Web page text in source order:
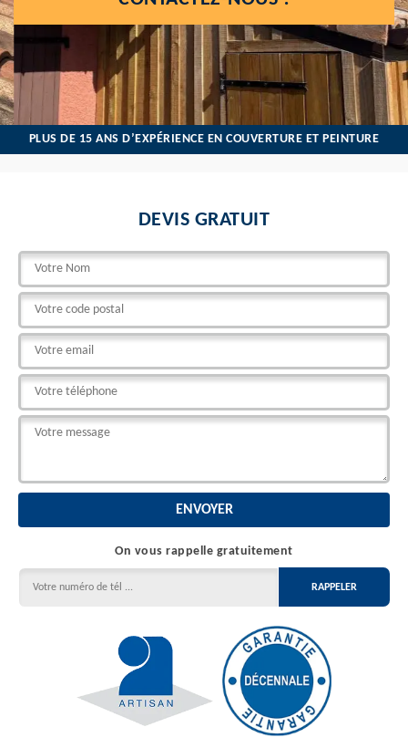
PLUS DE 15 ANS D’EXPÉRIENCE EN COUVERTURE ET PEINTURE
DEVIS GRATUIT
On vous rappelle gratuitement